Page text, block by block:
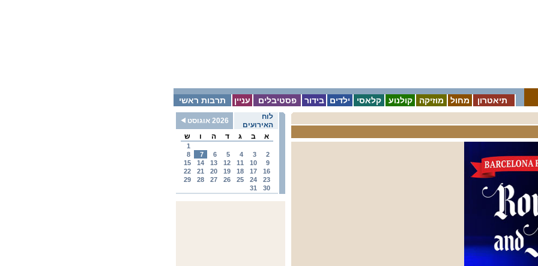
תרבות ראשי עניין פסטיבלים בידור ילדים קלאסי קולנוע מוזיקה מחול תיאטרון
לוח
האירועים
2026 אוגוסט
א
ב ג ד ה ו ש
1
2
3
4
5
6
7
8
9
10
11
12
13
14
15
16
17
18
19
20
21
22
23
24
25
26
27
28
29
30
31